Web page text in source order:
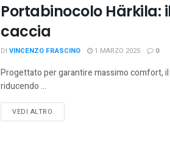
Portabinocolo Härkila:
caccia
DI VINCENZO FRASCINO 1 MARZO 2025 0
Progettato per garantire massimo comfort,
riducendo ...
VEDI ALTRO